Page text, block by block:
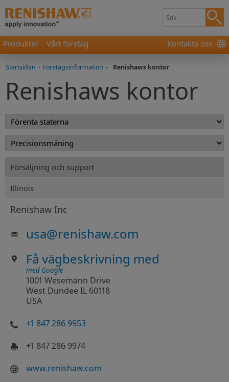
Produkter Vårt företag Kontakta oss
Startsidan - Företagsinformation - Renishaws kontor
Renishaws kontor
Försäljning och support
Illinois
Renishaw Inc
usa@renishaw.com
Få vägbeskrivning med
med Google
1001 Wesemann Drive
West Dundee IL 60118
USA
+1 847 286 9953
+1 847 286 9974
www.renishaw.com